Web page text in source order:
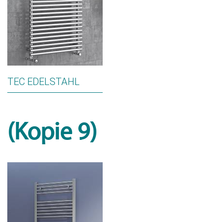
TEC EDELSTAHL
(Kopie 9)